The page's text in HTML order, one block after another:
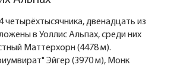
четырёхтысячника, двенадцать из
в Уоллис Альпах, среди них
Маттерхорн (4478 м).
Эйгер (3970 м), Монк